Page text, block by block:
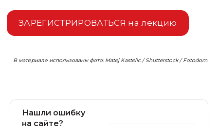
ЗАРЕГИСТРИРОВАТЬСЯ на лекцию
В материале использованы фото: Matej Kastelic / Shutterstock / Fotodom.
Нашли ошибку
на сайте?